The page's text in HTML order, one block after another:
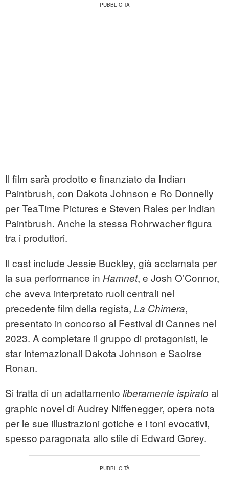
Il film sarà prodotto e finanziato da Indian
Paintbrush, con Dakota Johnson e Ro Donnelly
per TeaTime Pictures e Steven Rales per Indian
Paintbrush. Anche la stessa Rohrwacher figura
tra i produttori.
Il cast include Jessie Buckley, già acclamata per
la sua performance in Hamnet, e Josh O’Connor,
che aveva interpretato ruoli centrali nel
precedente film della regista, La Chimera,
presentato in concorso al Festival di Cannes nel
2023. A completare il gruppo di protagonisti, le
star internazionali Dakota Johnson e Saoirse
Ronan.
Si tratta di un adattamento liberamente ispirato al
graphic novel di Audrey Niffenegger, opera nota
per le sue illustrazioni gotiche e i toni evocativi,
spesso paragonata allo stile di Edward Gorey.